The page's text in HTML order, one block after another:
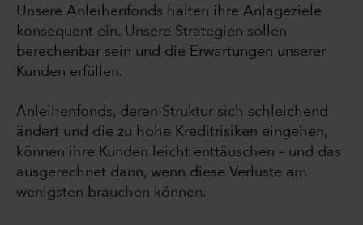
Unsere Anleihenfonds halten ihre Anlageziele
konsequent ein. Unsere Strategien sollen
berechenbar sein und die Erwartungen unserer
Kunden erfüllen.
Anleihenfonds, deren Struktur sich schleichend
ändert und die zu hohe Kreditrisiken eingehen,
können ihre Kunden leicht enttäuschen – und das
ausgerechnet dann, wenn diese Verluste am
wenigsten brauchen können.